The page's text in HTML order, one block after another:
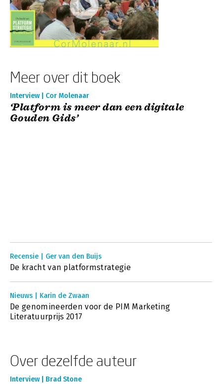
Meer over dit boek
Interview | Cor Molenaar
‘Platform is meer dan een digitale
Gouden Gids’
Recensie | Ger van den Buijs
De kracht van platformstrategie
Nieuws | Karin de Zwaan
De genomineerden voor de PIM Marketing
Literatuurprijs 2017
Over dezelfde auteur
Interview | Brad Stone